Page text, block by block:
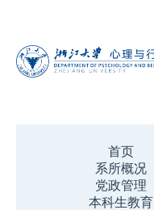
首页
系所概况
党政管理
本科生教育